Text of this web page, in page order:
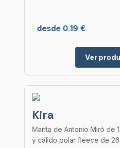
desde 0.19 €
Ver
Kira
Manta de Antonio Miró de
y cálido polar fleece de